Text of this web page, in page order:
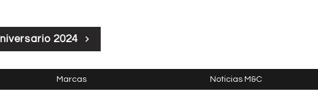
2024
Marcas Noticias M&C